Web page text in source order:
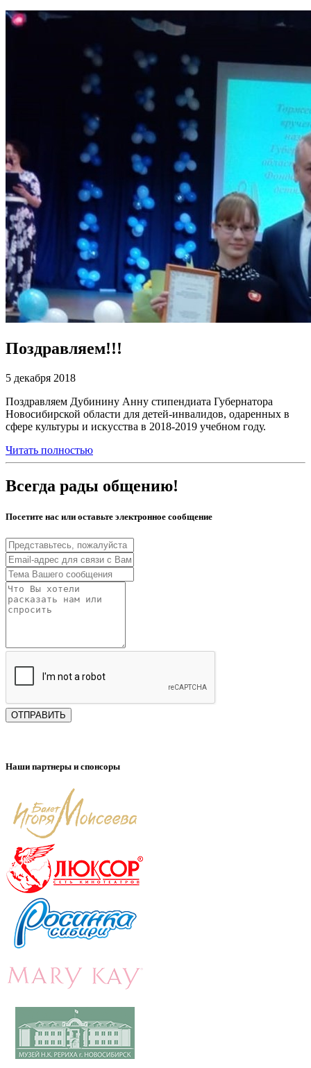
Поздравляем!!!
5 декабря 2018
Поздравляем Дубинину Анну стипендиата Губернатора
Новосибирской области для детей-инвалидов, одаренных в
сфере культуры и искусства в 2018-2019 учебном году.
Читать полностью
Всегда рады общению!
Посетите нас или оставьте электронное сообщение
ОТПРАВИТЬ
Наши партнеры и спонсоры